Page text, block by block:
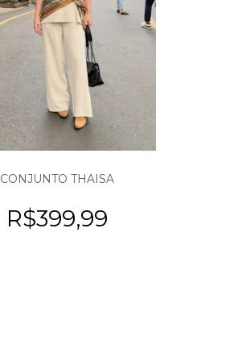
CONJUNTO THAISA
R$399,99